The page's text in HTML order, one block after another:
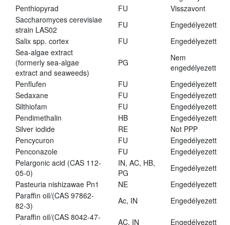
Penthiopyrad
FU
Visszavont
Saccharomyces cerevisiae
strain LAS02
FU
Engedélyezett
Salix spp. cortex
FU
Engedélyezett
Sea-algae extract
(formerly sea-algae
extract and seaweeds)
PG
Nem
engedélyezett
Penflufen
FU
Engedélyezett
Sedaxane
FU
Engedélyezett
Silthiofam
FU
Engedélyezett
Pendimethalin
HB
Engedélyezett
Silver iodide
RE
Not PPP
Pencycuron
FU
Engedélyezett
Penconazole
FU
Engedélyezett
Pelargonic acid (CAS 112-
05-0)
IN, AC, HB,
PG
Engedélyezett
Pasteuria nishizawae Pn1
NE
Engedélyezett
Paraffin oil/(CAS 97862-
82-3)
Ac, IN
Engedélyezett
Paraffin oil/(CAS 8042-47-
AC, IN
Engedélyezett